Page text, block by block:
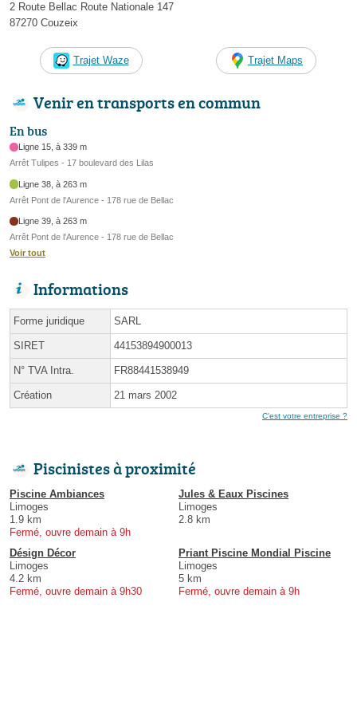
2 Route Bellac Route Nationale 147
87270 Couzeix
Trajet Waze Trajet Maps
Venir en transports en commun
En bus
Ligne 15, à 339 m
Arrêt Tulipes - 17 boulevard des Lilas
Ligne 38, à 263 m
Arrêt Pont de l'Aurence - 178 rue de Bellac
Ligne 39, à 263 m
Arrêt Pont de l'Aurence - 178 rue de Bellac
Voir tout
Informations
Forme juridique SARL
SIRET 44153894900013
N° TVA Intra. FR88441538949
Création 21 mars 2002
C'est votre entreprise ?
Piscinistes à proximité
Piscine Ambiances
Limoges
1.9 km
Fermé, ouvre demain à 9h
Jules & Eaux Piscines
Limoges
2.8 km
Désign Décor
Limoges
4.2 km
Fermé, ouvre demain à 9h30
Priant Piscine Mondial Piscine
Limoges
5 km
Fermé, ouvre demain à 9h